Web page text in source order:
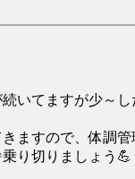
いてますが少～
ますので、体調
り切りましょう💪